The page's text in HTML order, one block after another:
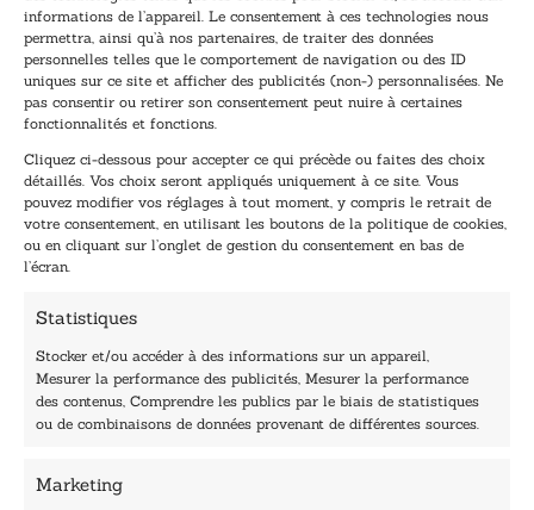
informations de l’appareil. Le consentement à ces technologies nous
permettra, ainsi qu’à nos partenaires, de traiter des données
personnelles telles que le comportement de navigation ou des ID
uniques sur ce site et afficher des publicités (non-) personnalisées. Ne
pas consentir ou retirer son consentement peut nuire à certaines
fonctionnalités et fonctions.
Cliquez ci-dessous pour accepter ce qui précède ou faites des choix
détaillés. Vos choix seront appliqués uniquement à ce site. Vous
pouvez modifier vos réglages à tout moment, y compris le retrait de
votre consentement, en utilisant les boutons de la politique de cookies,
ou en cliquant sur l’onglet de gestion du consentement en bas de
l’écran.
Statistiques
Stocker et/ou accéder à des informations sur un appareil,
Mesurer la performance des publicités, Mesurer la performance
des contenus, Comprendre les publics par le biais de statistiques
ou de combinaisons de données provenant de différentes sources.
Marketing
Inscription à la newsletter
Inscrivez-vous à notre newsletter et recevez nos
dernières nouvelles.
m
a
i
l
*
a
i
l
E
m
a
i
l
*
TENEZ-MOI AU COURANT !
40, rue du Louvre 75001 Paris
Horaires du standard